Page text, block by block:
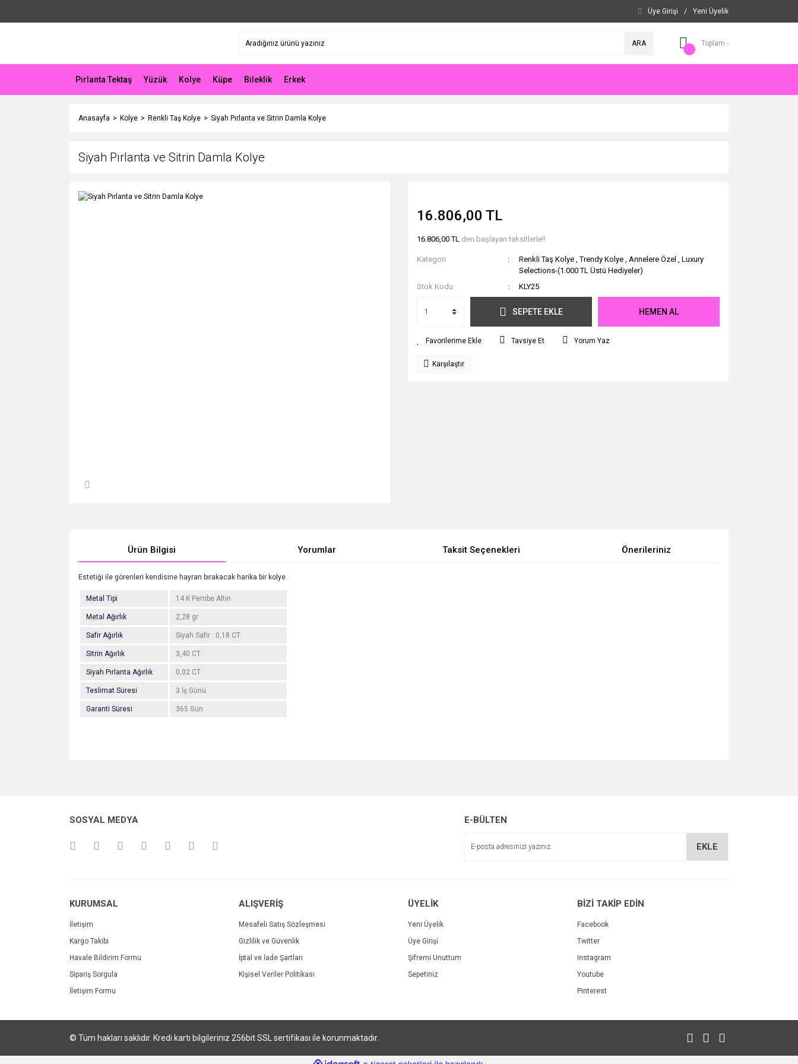
Üye Girişi / Yeni Üyelik
ARA Toplam -
Pırlanta Tektaş Yüzük Kolye Küpe Bileklik Erkek
Anasayfa Kolye Renkli Taş Kolye Siyah Pırlanta ve Sitrin Damla Kolye
Siyah Pırlanta ve Sitrin Damla Kolye
16.806,00 TL
16.806,00 TL den başlayan taksitlerle!!
Kategori Renkli Taş Kolye ,Trendy Kolye , Annelere Özel , Luxury
Selections-(1.000 TL Üstü Hediyeler)
Stok Kodu
KLY25
SEPETE EKLE HEMEN AL
Tavsiye Et Yorum Yaz
Karşılaştır
Ürün Bilgisi Yorumlar Taksit Seçenekleri Önerileriniz
Estetiği ile görenleri kendisine hayran bırakacak harika bir kolye.
Metal Tipi 14 K Pembe Altın
Metal Ağırlık 2,28 gr
Safir Ağırlık Siyah Safir : 0,18 CT
Sitrin Ağırlık 3,40 CT
Siyah Pırlanta Ağırlık 0,02 CT
Teslimat Süresi 3 İş Günü
Garanti Süresi 365 Gün
Ürün açıklamasında eksik bilgiler bulunuyor.
SOSYAL MEDYA E-BÜLTEN
EKLE
KURUMSAL
İletişim
Kargo Takibi
Havale Bildirim Formu
Sipariş Sorgula
İletişim Formu
ALIŞVERİŞ
Mesafeli Satış Sözleşmesi
Gizlilik ve Güvenlik
İptal ve İade Şartları
Kişisel Veriler Politikası
ÜYELİK
Yeni Üyelik
Üye Girişi
Şifremi Unuttum
Sepetiniz
BİZİ TAKİP EDİN
Facebook
Twitter
Instagram
Youtube
Pinterest
© Tüm hakları saklıdır. Kredi kartı bilgileriniz 256bit SSL sertifikası ile korunmaktadır.